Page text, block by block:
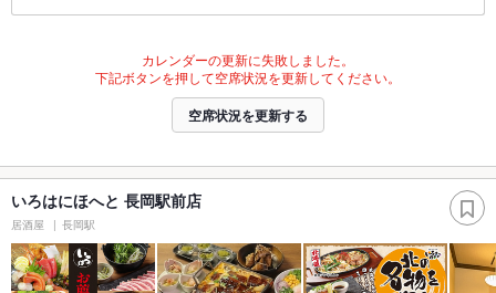
カレンダーの更新に失敗しました。
下記ボタンを押して空席状況を更新してください。
空席状況を更新する
いろはにほへと 長岡駅前店
居酒屋 長岡駅